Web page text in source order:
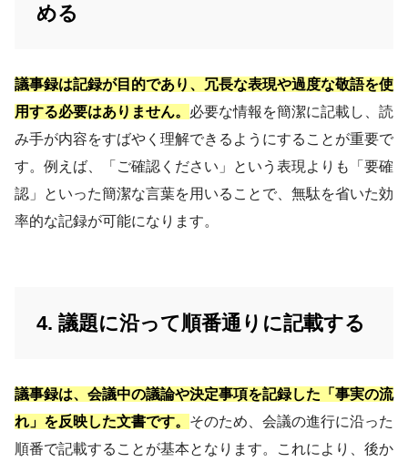
める
議事録は記録が目的であり、冗長な表現や過度な敬語を使
用する必要はありません。 必要な情報を簡潔に記載し、読
み手が内容をすばやく理解できるようにすることが重要で
す。例えば、「ご確認ください」という表現よりも「要確
認」といった簡潔な言葉を用いることで、無駄を省いた効
率的な記録が可能になります。
4. 議題に沿って順番通りに記載する
議事録は、会議中の議論や決定事項を記録した「事実の流
れ」を反映した文書です。 そのため、会議の進行に沿った
順番で記載することが基本となります。これにより、後か